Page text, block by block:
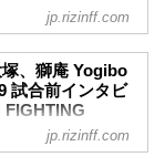
媒体 番組名
RIZIN FF公式
ィシャルサイト
presents RIZIN.29
タビューの内容を
jp.rizinff.com
、獅庵 Yogibo
試合前インタビ
FIGHTING
ィシャルサイト
jp.rizinff.com